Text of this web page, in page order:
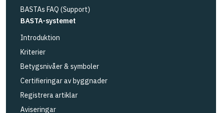
BASTAs FAQ (Support)
BASTA-systemet
Introduktion
Kriterier
Betygsnivåer & symboler
Certifieringar av byggnader
Registrera artiklar
Aviseringar